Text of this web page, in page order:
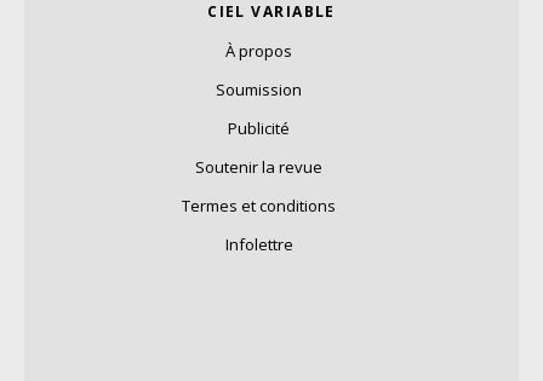
CIEL VARIABLE
À propos
Soumission
Publicité
Soutenir la revue
Termes et conditions
Infolettre